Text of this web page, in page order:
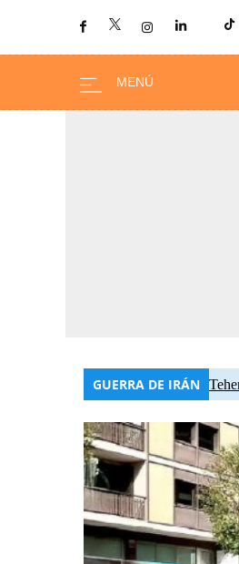
GUERRA DE IRÁN